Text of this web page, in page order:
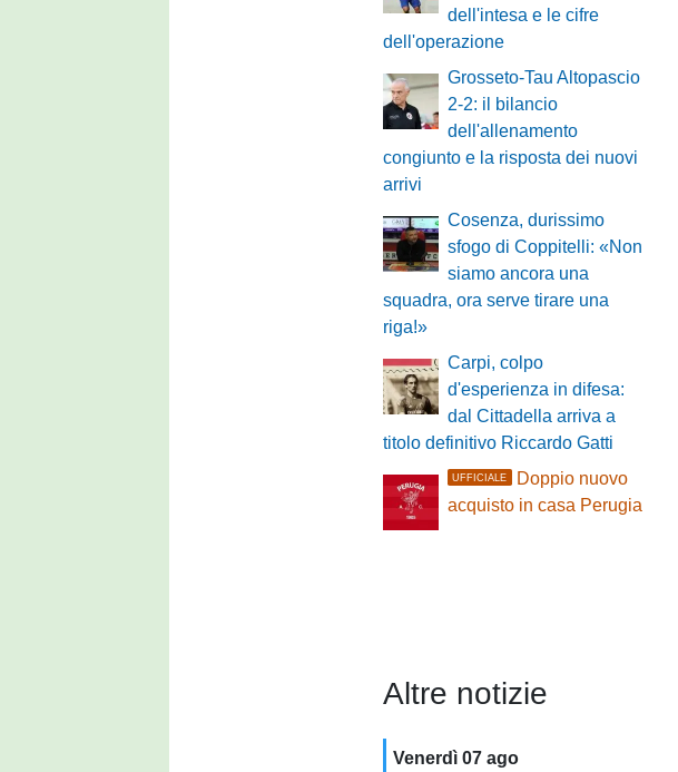
dell'intesa e le cifre
dell'operazione
Grosseto-Tau Altopascio
2-2: il bilancio
dell'allenamento
congiunto e la risposta dei nuovi
arrivi
Cosenza, durissimo
sfogo di Coppitelli: «Non
siamo ancora una
squadra, ora serve tirare una
riga!»
Carpi, colpo
d'esperienza in difesa:
dal Cittadella arriva a
titolo definitivo Riccardo Gatti
UFFICIALE
Doppio nuovo
acquisto in casa Perugia
Altre notizie
Venerdì 07 ago